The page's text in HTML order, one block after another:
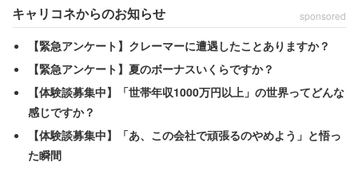
の協力に恵まれているか、たまたま忙しくない部署にいる
か、子供を放置している人。3番目も本当は早く帰りたい
と思っている人が多いと思う」
女性が望むのは、一部の大企業のように、希望者が柔軟に
勤務時間を調整できる仕組みだ。
キャリコネからのお知らせ sponsored
【緊急アンケート】クレーマーに遭遇したことありますか？
【緊急アンケート】夏のボーナスいくらですか？
【体験談募集中】「世帯年収1000万円以上」の世界ってどんな
感じですか？
【体験談募集中】「あ、この会社で頑張るのやめよう」と悟っ
た瞬間